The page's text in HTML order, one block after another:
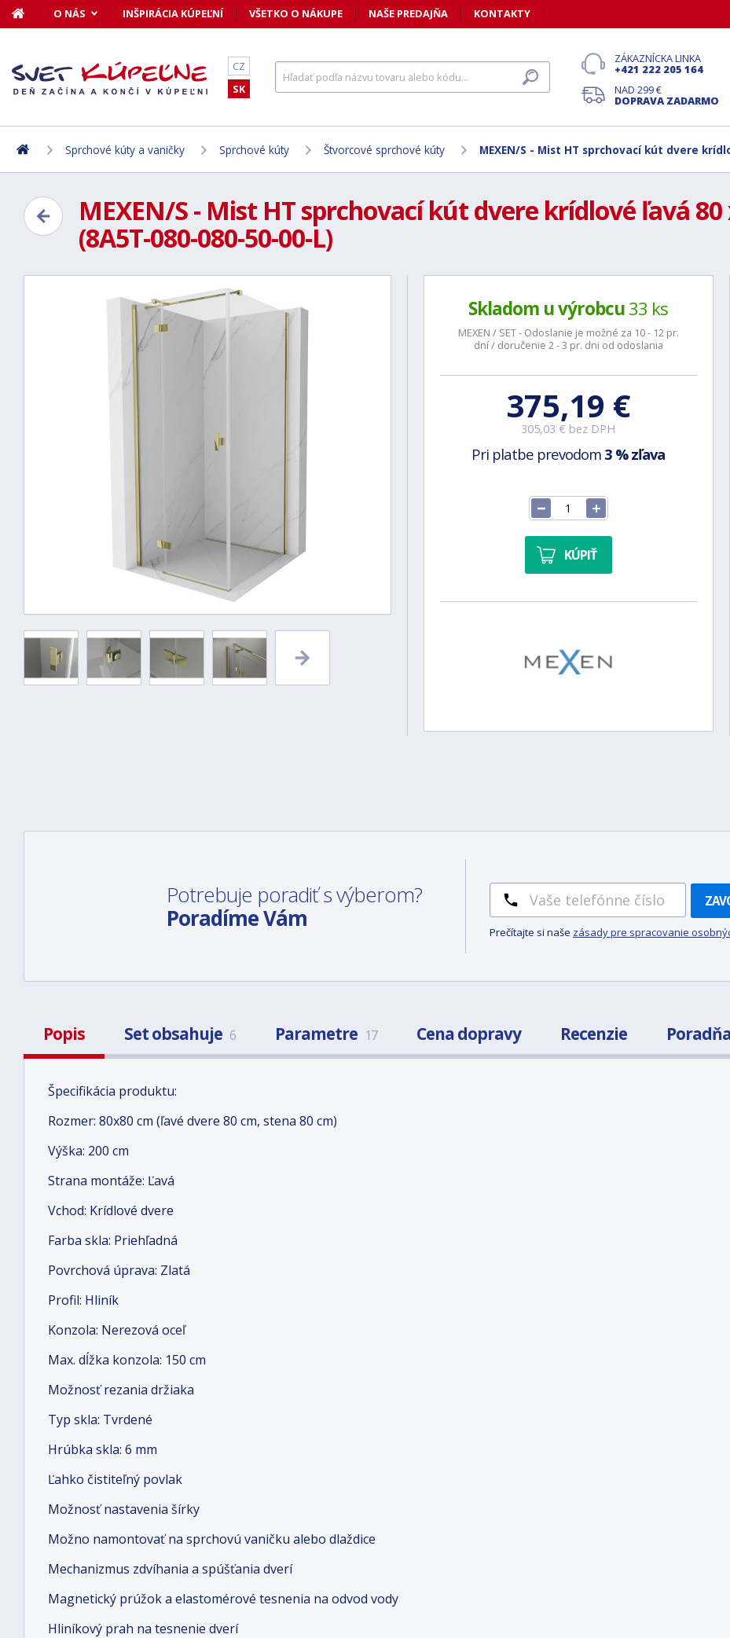
O NÁS INŠPIRÁCIA KÚPEĽNÍ VŠETKO O NÁKUPE NAŠE PREDAJŇA KONTAKTY
CZ
SK
ZÁKAZNÍCKA LINKA
+421 222 205 164
NAD 299 €
DOPRAVA ZADARMO
Sprchové kúty a vaničky Sprchové kúty Štvorcové sprchové kúty MEXEN/S - Mist HT sprchovací kút dvere
MEXEN/S - Mist HT sprchovací kút dvere krídlové ľavá
(8A5T-080-080-50-00-L)
Skladom u výrobcu33 ks
MEXEN / SET - Odoslanie je možné za 10 - 12 pr.
dní / doručenie 2 - 3 pr. dni od odoslania
375,19 €
305,03 € bez DPH
Pri platbe prevodom 3 % zľava
KÚPIŤ
Potrebuje poradiť s výberom?
Poradíme Vám
Prečítajte si naše zásady pre spracovanie
Popis Set obsahuje 6 Parametre 17 Cena dopravy Recenzie
Špecifikácia produktu:
Rozmer: 80x80 cm (ľavé dvere 80 cm, stena 80 cm)
Výška: 200 cm
Strana montáže: Ľavá
Vchod: Krídlové dvere
Farba skla: Priehľadná
Povrchová úprava: Zlatá
Profil: Hliník
Konzola: Nerezová oceľ
Max. dĺžka konzola: 150 cm
Možnosť rezania držiaka
Typ skla: Tvrdené
Hrúbka skla: 6 mm
Ľahko čistiteľný povlak
Možnosť nastavenia šírky
Možno namontovať na sprchovú vaničku alebo dlaždice
Mechanizmus zdvíhania a spúšťania dverí
Magnetický prúžok a elastomérové tesnenia na odvod vody
Hliníkový prah na tesnenie dverí